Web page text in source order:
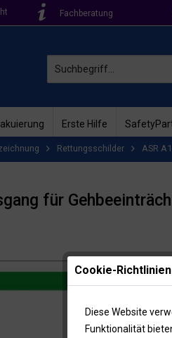
Fachberatung
Erste Hilfe
Rettungsschilder ASR
für
Cookie-Richtlinien
Diese Website
Funktionalität